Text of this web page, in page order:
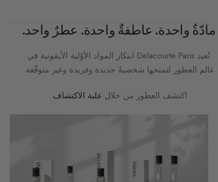
مادّةٌ واحدة. عاطفةٌ واحدة. عطرٌ واحد.
تُعيد Delacourte Paris ابتكار المواد الأوّلية الأيقونية في
عالم العطور لتمنحها شخصيةً جديدة وفريدة وغير متوقّعة.
اكتشف العطور من خلال علبة الاكتشاف.